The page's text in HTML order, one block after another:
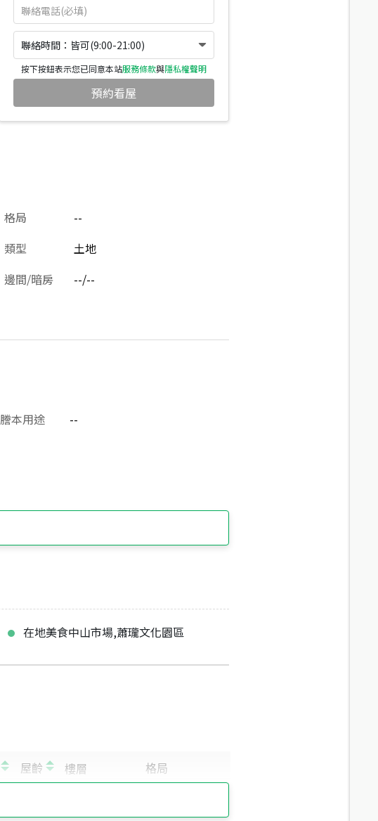
聯絡時間：皆可(9:00-21:00)
按下按鈕表示您已同意本站服務條款與隱私權聲明
預約看屋
格局
--
類型
土地
邊間/暗房
--/--
謄本用途
--
在地美食中山市場,蕭瓏文化園區